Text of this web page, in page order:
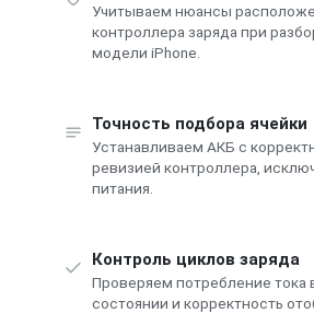
Учитываем нюансы
контроллера заряда при
модели iPhone.
Точность подбора ячейки
Устанавливаем АКБ с
ревизией контроллера,
питания.
Контроль циклов заряда
Проверяем потребление
состоянии и корректность